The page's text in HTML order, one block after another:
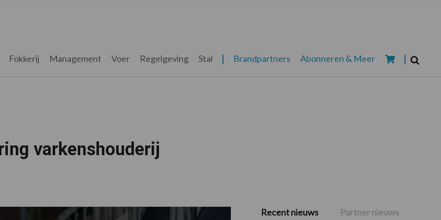
Fokkerij Management Voer Regelgeving Stal Brandpartners Abonneren & Meer
varkenshouderij
Primaire
Recent nieuws Partner nieuws